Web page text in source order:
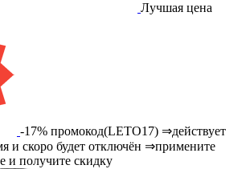
Лучшая цена
-17% промокод(LETO17) ⇒действует
и скоро будет отключён ⇒примените
и получите скидку